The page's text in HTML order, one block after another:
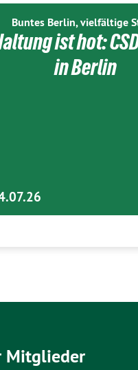
Buntes Berlin, vielfältige
ist hot:
in Berlin
Mitglieder